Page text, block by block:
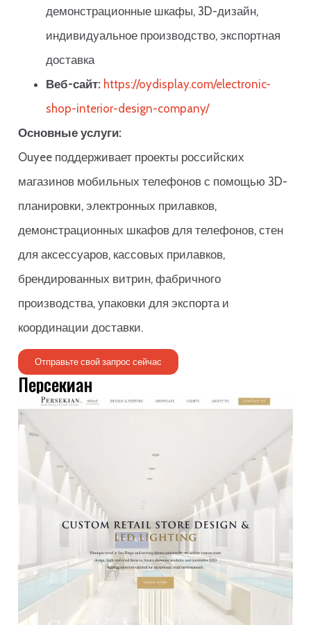
демонстрационные шкафы, 3D-дизайн,
индивидуальное производство, экспортная
доставка
Веб-сайт: https://oydisplay.com/electronic-
shop-interior-design-company/
Основные услуги:
Ouyee поддерживает проекты российских
магазинов мобильных телефонов с помощью 3D-
планировки, электронных прилавков,
демонстрационных шкафов для телефонов, стен
для аксессуаров, кассовых прилавков,
брендированных витрин, фабричного
производства, упаковки для экспорта и
координации доставки.
Отправьте свой запрос сейчас
Персекиан